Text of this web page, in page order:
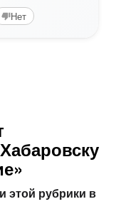
Нет
этой рубрики в